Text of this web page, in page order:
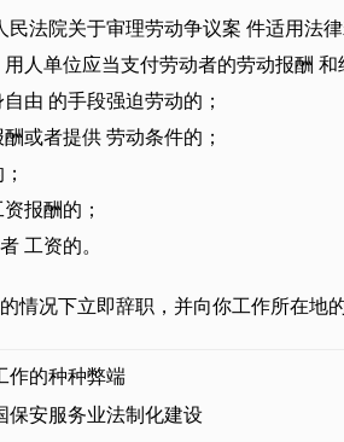
民法院关于审理劳动争议案 件适用法
人单位应当支付劳动者的劳动报酬 和
由 的手段强迫劳动的；
或者提供 劳动条件的；
报酬的；
工资的。
情况下立即辞职，并向你工作所在地
作的种种弊端
保安服务业法制化建设